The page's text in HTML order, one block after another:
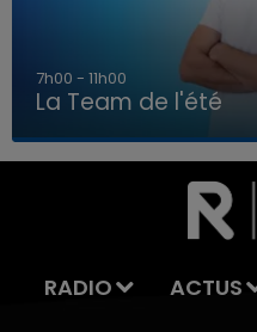
LA TEAM DE L'ÉTÉ
7h00 - 11h00
La Team de l'été
RADIO ACTUS